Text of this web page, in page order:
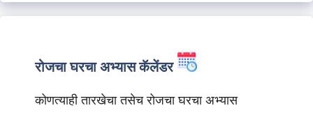
रोजचा घरचा अभ्यास कॅलेंडर
कोणत्याही तारखेचा तसेच रोजचा घरचा अभ्यास